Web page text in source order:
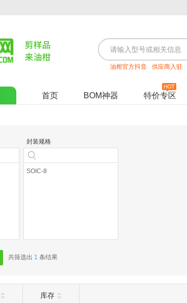
油柑官方抖音 供应商入驻
首页 BOM神器 特价专区
封装规格
SOIC-8
共筛选出 1 条结果
库存